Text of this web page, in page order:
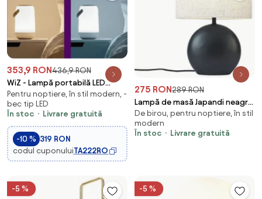
353,9 RON436,9 RON
WiZ - Lampă portabilă LED
RGBW reglabilă MOBILE
LED/13,5W/5V Wi-Fi
Pentru noptiere, în stil modern, -
bec tip LED
În stoc
Livrare gratuită
-10 % 319 RON
codul cuponuluiTA222RO
275 RON289 RON
Lampă de masă Japandi neagră
cu abajur din in - Timo
De birou, pentru noptiere, în stil
modern
În stoc
Livrare gratuită
-5 % -5 %